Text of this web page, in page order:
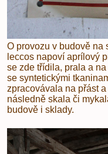
O provozu v budově na
leccos napoví aprílový
se zde třídila, prala a
se syntetickými
zpracovávala na přást
následně skala či
budově i sklady.